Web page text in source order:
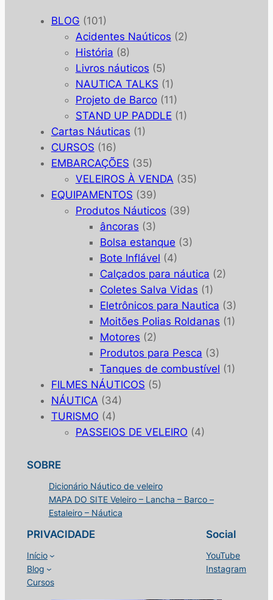
BLOG (101)
Acidentes Naúticos (2)
História (8)
Livros náuticos (5)
NAUTICA TALKS (1)
Projeto de Barco(11)
STAND UP PADDLE (1)
Cartas Náuticas (1)
CURSOS (16)
EMBARCAÇÕES (35)
VELEIROS À VENDA (35)
EQUIPAMENTOS (39)
Produtos Náuticos (39)
âncoras (3)
Bolsa estanque (3)
Bote Inflável (4)
Calçados para náutica (2)
Coletes Salva Vidas (1)
Eletrônicos para Nautica (3)
Moitões Polias Roldanas (1)
Motores (2)
Produtos para Pesca (3)
Tanques de combustível (1)
FILMES NÁUTICOS (5)
NÁUTICA (34)
TURISMO (4)
PASSEIOS DE VELEIRO (4)
SOBRE
Dicionário Náutico de veleiro
MAPA DO SITE Veleiro – Lancha – Barco –
Estaleiro – Náutica
PRIVACIDADE
Início
Blog
Cursos
Social
YouTube
Instagram